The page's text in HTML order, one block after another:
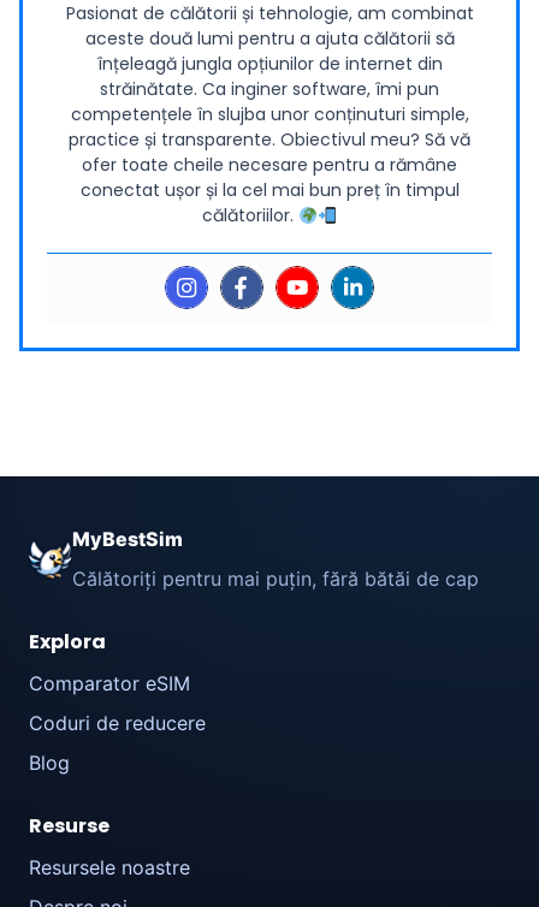
Pasionat de călătorii și tehnologie, am combinat
aceste două lumi pentru a ajuta călătorii să
înțeleagă jungla opțiunilor de internet din
străinătate. Ca inginer software, îmi pun
competențele în slujba unor conținuturi simple,
practice și transparente. Obiectivul meu? Să vă
ofer toate cheile necesare pentru a rămâne
conectat ușor și la cel mai bun preț în timpul
călătoriilor.
MyBestSim
Călătoriți pentru mai puțin, fără bătăi de cap
Explora
Comparator eSIM
Coduri de reducere
Blog
Resurse
Resursele noastre